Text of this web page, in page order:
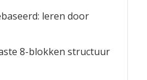
leren door
8-blokken structuur